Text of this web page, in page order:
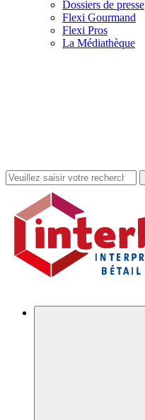
Dossiers de presse
Flexi Gourmand
Flexi Pros
La Médiathèque
Rechercher
dans
site